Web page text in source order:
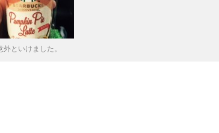
外といけました。